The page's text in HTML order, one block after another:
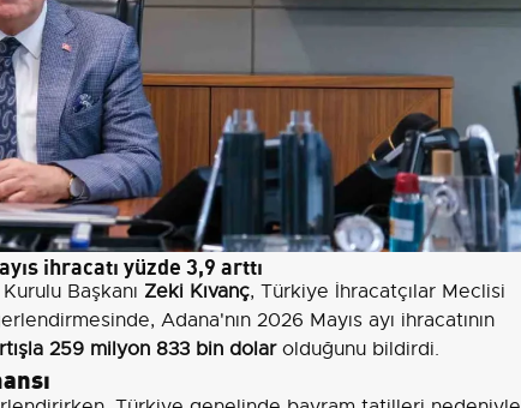
ihracatı yüzde 3,9 arttı
Başkanı Zeki Kıvanç, Türkiye İhracatçılar Meclisi
Adana'nın 2026 Mayıs ayı ihracatının
259 milyon 833 bin dolarolduğunu bildirdi.